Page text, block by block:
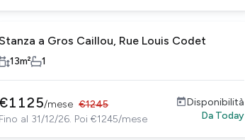
a Gros Caillou, Rue Louis Codet
13m² 1
1125/mese €1245
Fino al 31/12/26. Poi €1245/mese
Disponibilità
Da Today